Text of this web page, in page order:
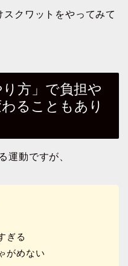
クワットをやってみて
方」で負担や
ることもあり
運動ですが、
ぎる
がめない